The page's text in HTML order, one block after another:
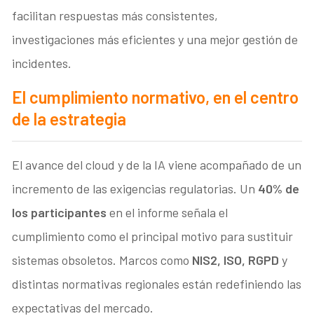
facilitan respuestas más consistentes,
investigaciones más eficientes y una mejor gestión de
incidentes.
El cumplimiento normativo, en el centro
de la estrategia
El avance del cloud y de la IA viene acompañado de un
incremento de las exigencias regulatorias. Un 40% de
los participantes en el informe señala el
cumplimiento como el principal motivo para sustituir
sistemas obsoletos. Marcos como NIS2, ISO, RGPD y
distintas normativas regionales están redefiniendo las
expectativas del mercado.